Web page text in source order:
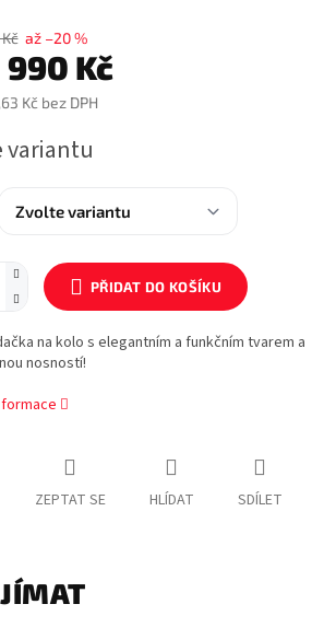
až –20 %
990 Kč
Kčbez DPH
variantu
PŘIDAT DO KOŠÍKU
na kolo s elegantním a funkčním tvarem a
nosností!
ZEPTAT SE HLÍDAT SDÍLET